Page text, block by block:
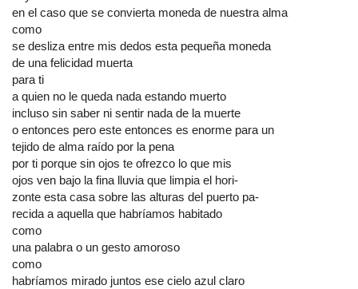
en el caso que se convierta moneda de nuestra alma
como
se desliza entre mis dedos esta pequeña moneda
de una felicidad muerta
para ti
a quien no le queda nada estando muerto
incluso sin saber ni sentir nada de la muerte
o entonces pero este entonces es enorme para un
tejido de alma raído por la pena
por ti porque sin ojos te ofrezco lo que mis
ojos ven bajo la fina lluvia que limpia el hori-
zonte esta casa sobre las alturas del puerto pa-
recida a aquella que habríamos habitado
como
una palabra o un gesto amoroso
como
habríamos mirado juntos ese cielo azul claro